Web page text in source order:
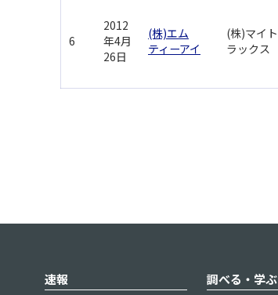
6
2012
年4月
26日
(株)エム
ティーアイ
(株)マイト
ラックス
速報
調べる・学ぶ